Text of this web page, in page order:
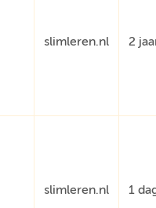
slimleren.nl 2
slimleren.nl 1